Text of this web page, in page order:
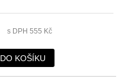
s DPH 555 Kč
DO KOŠÍKU